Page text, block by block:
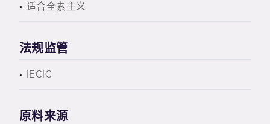
适合全素主义
法规监管
IECIC
原料来源